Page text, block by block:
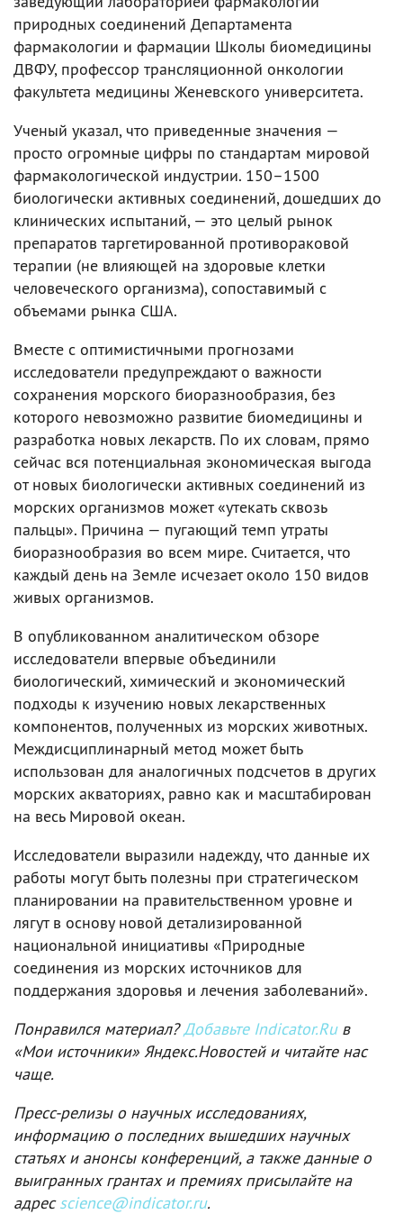
природных соединений Департамента
фармакологии и фармации Школы биомедицины
ДВФУ, профессор трансляционной онкологии
факультета медицины Женевского университета.
Ученый указал, что приведенные значения —
просто огромные цифры по стандартам мировой
фармакологической индустрии. 150–1500
биологически активных соединений, дошедших до
клинических испытаний, — это целый рынок
препаратов таргетированной противораковой
терапии (не влияющей на здоровые клетки
человеческого организма), сопоставимый с
объемами рынка США.
Вместе с оптимистичными прогнозами
исследователи предупреждают о важности
сохранения морского биоразнообразия, без
которого невозможно развитие биомедицины и
разработка новых лекарств. По их словам, прямо
сейчас вся потенциальная экономическая выгода
от новых биологически активных соединений из
морских организмов может «утекать сквозь
пальцы». Причина — пугающий темп утраты
биоразнообразия во всем мире. Считается, что
каждый день на Земле исчезает около 150 видов
живых организмов.
В опубликованном аналитическом обзоре
исследователи впервые объединили
биологический, химический и экономический
подходы к изучению новых лекарственных
компонентов, полученных из морских животных.
Междисциплинарный метод может быть
использован для аналогичных подсчетов в других
морских акваториях, равно как и масштабирован
на весь Мировой океан.
Исследователи выразили надежду, что данные их
работы могут быть полезны при стратегическом
планировании на правительственном уровне и
лягут в основу новой детализированной
национальной инициативы «Природные
соединения из морских источников для
поддержания здоровья и лечения заболеваний».
Понравился материал?Добавьте Indicator.Ruв
«Мои источники» Яндекс.Новостей и читайте нас
чаще.
Пресс-релизы о научных исследованиях,
информацию о последних вышедших научных
статьях и анонсы конференций, а также данные о
выигранных грантах и премиях присылайте на
адресscience@indicator.ru.